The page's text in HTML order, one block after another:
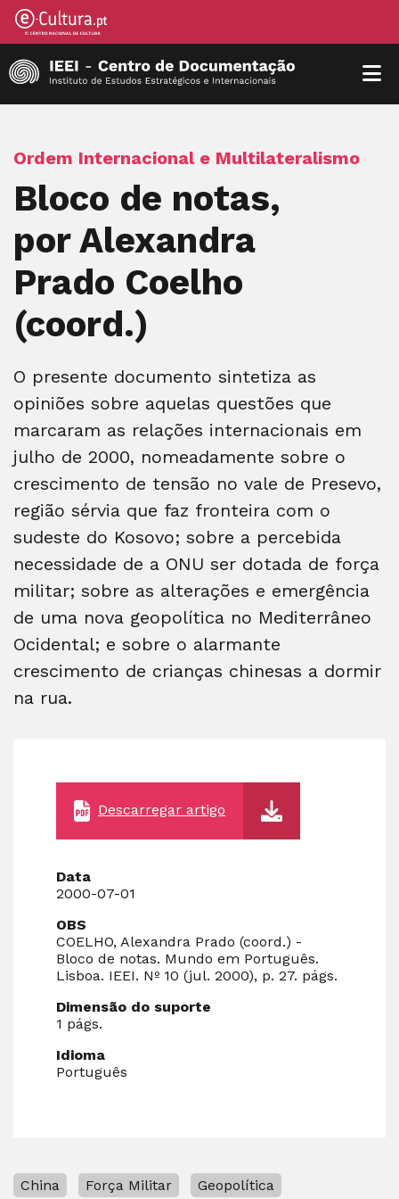
Ordem Internacional e Multilateralismo
Bloco de notas,
por Alexandra
Prado Coelho
(coord.)
O presente documento sintetiza as
opiniões sobre aquelas questões que
marcaram as relações internacionais em
julho de 2000, nomeadamente sobre o
crescimento de tensão no vale de Presevo,
região sérvia que faz fronteira com o
sudeste do Kosovo; sobre a percebida
necessidade de a ONU ser dotada de força
militar; sobre as alterações e emergência
de uma nova geopolítica no Mediterrâneo
Ocidental; e sobre o alarmante
crescimento de crianças chinesas a dormir
na rua.
Descarregar artigo
Data
2000-07-01
OBS
COELHO, Alexandra Prado (coord.) -
Bloco de notas. Mundo em Português.
Lisboa. IEEI. Nº 10 (jul. 2000), p. 27. págs.
Dimensão do suporte
1 págs.
Idioma
Português
China Força Militar Geopolítica